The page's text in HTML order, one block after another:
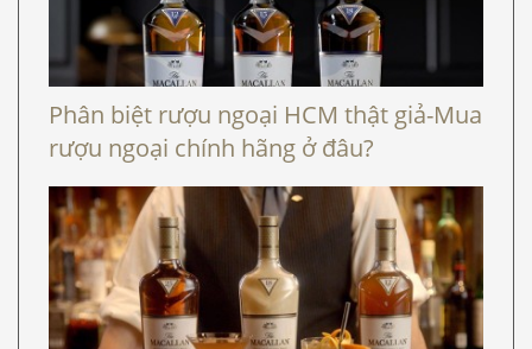
Phân biệt rượu ngoại HCM thật giả-Mua
rượu ngoại chính hãng ở đâu?